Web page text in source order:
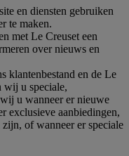
en diensten gebruiken
te maken.
met Le Creuset een
over nieuws en
klantenbestand en de Le
wij u speciale,
u wanneer er nieuwe
exclusieve aanbiedingen,
of wanneer er speciale